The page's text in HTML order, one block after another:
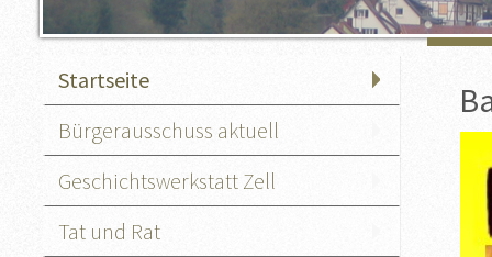
Startseite
Bürgerausschuss aktuell
Geschichtswerkstatt Zell
Tat und Rat